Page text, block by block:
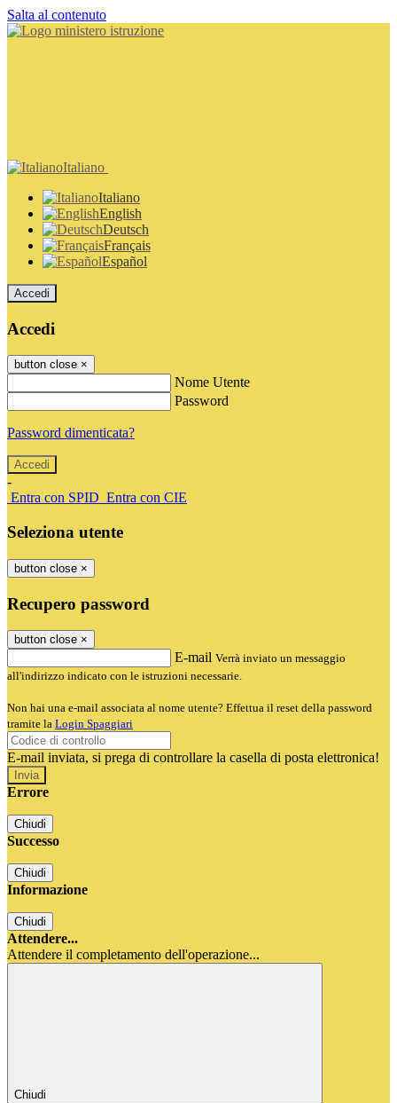
Salta al contenuto
Italiano
Italiano
English
Deutsch
Français
Español
Accedi
Accedi
button close ×
Nome Utente
Password
Password dimenticata?
-
Entra con SPID Entra con CIE
Seleziona utente
button close ×
Recupero password
button close ×
E-mail Verrà inviato un messaggio
all'indirizzo indicato con le istruzioni necessarie.
Non hai una e-mail associata al nome utente? Effettua il reset della password
tramite la Login Spaggiari
E-mail inviata, si prega di controllare la casella di posta elettronica!
Errore
Chiudi
Successo
Chiudi
Informazione
Chiudi
Attendere...
Attendere il completamento dell'operazione...
Chiudi